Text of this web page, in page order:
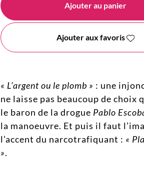
Ajouter au panier
Ajouter aux favoris
« L’argent ou le plomb » : une
ne laisse pas beaucoup de choix
le baron de la drogue Pablo
la manoeuvre. Et puis il faut
l’accent du narcotrafiquant : «
».